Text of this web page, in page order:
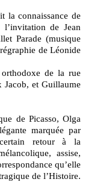
la connaissance de
l’invitation de Jean
Parade (musique
de Léonide
de la rue
Jacob, et Guillaume
de Picasso, Olga
marquée par
certain retour à la
assise,
qu’elle
de l’Histoire.